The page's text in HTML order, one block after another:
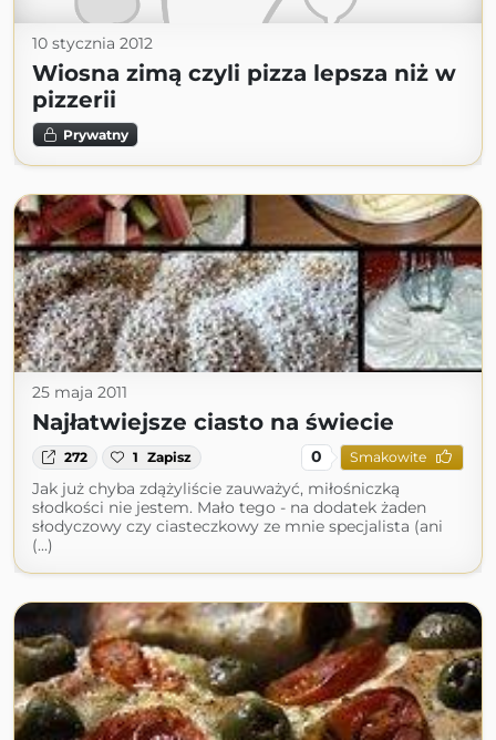
10 stycznia 2012
Wiosna zimą czyli pizza lepsza niż w
pizzerii
Prywatny
25 maja 2011
Najłatwiejsze ciasto na świecie
272 1 Zapisz 0 Smakowite
Jak już chyba zdążyliście zauważyć, miłośniczką
słodkości nie jestem. Mało tego - na dodatek żaden
słodyczowy czy ciasteczkowy ze mnie specjalista (ani
(...)